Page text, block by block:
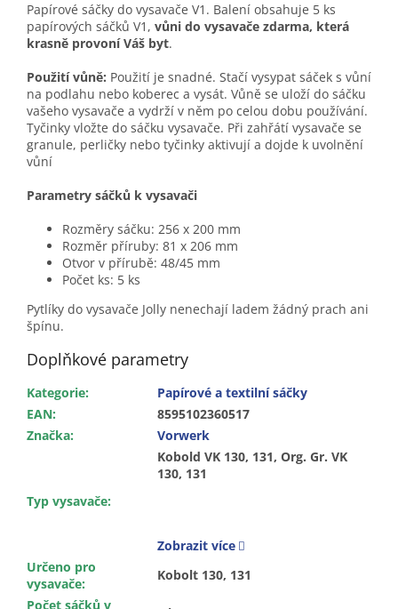
Papírové sáčky do vysavače V1. Balení obsahuje 5 ks
papírových sáčků V1, vůni do vysavače zdarma, která
krasně provoní Váš byt.
Použití vůně: Použití je snadné. Stačí vysypat sáček s vůní
na podlahu nebo koberec a vysát. Vůně se uloží do sáčku
vašeho vysavače a vydrží v něm po celou dobu používání.
Tyčinky vložte do sáčku vysavače. Při zahřátí vysavače se
granule, perličky nebo tyčinky aktivují a dojde k uvolnění
vůní
Parametry sáčků k vysavači
Rozměry sáčku: 256 x 200 mm
Rozměr příruby: 81 x 206 mm
Otvor v přírubě: 48/45 mm
Počet ks: 5 ks
Pytlíky do vysavače Jolly nenechají ladem žádný prach ani
špínu.
Doplňkové parametry
Kategorie:
Papírové a textilní sáčky
EAN:
8595102360517
Značka: Vorwerk
Typ vysavače:
Kobold VK 130, 131, Org. Gr. VK
130, 131
Zobrazit více
Určeno pro
vysavače:
Kobolt 130, 131
Počet sáčků v